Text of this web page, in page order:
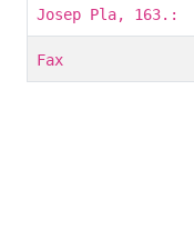
Josep Pla, 163.:
Fax